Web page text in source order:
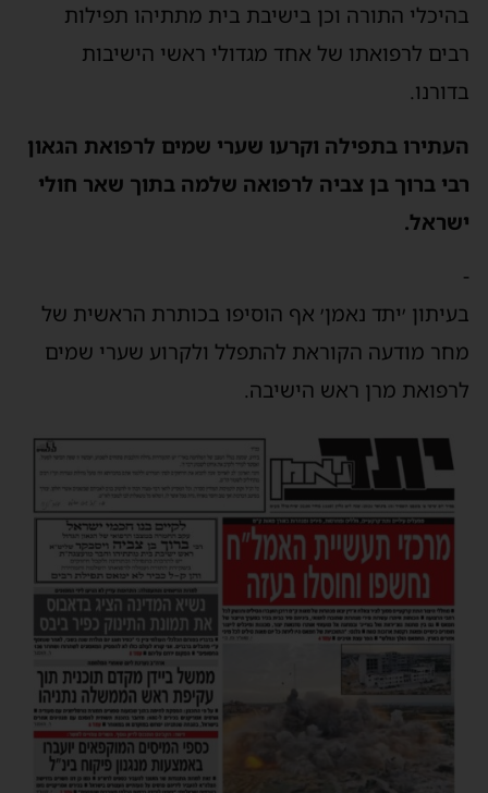
בהיכלי התורה וכן בישיבת בית מתתיהו תפילות
רבים לרפואתו של אחד מגדולי ראשי הישיבות
בדורנו.
העתירו בתפילה וקרעו שערי שמים לרפואת הגאון
רבי ברוך בן צביה לרפואה שלמה בתוך שאר חולי
ישראל.
-
בעיתון ׳יתד נאמן׳ אף הוסיפו בכותרת הראשית של
מחר מודעה הקוראת להתפלל ולקרוע שערי שמים
לרפואת מרן ראש הישיבה.